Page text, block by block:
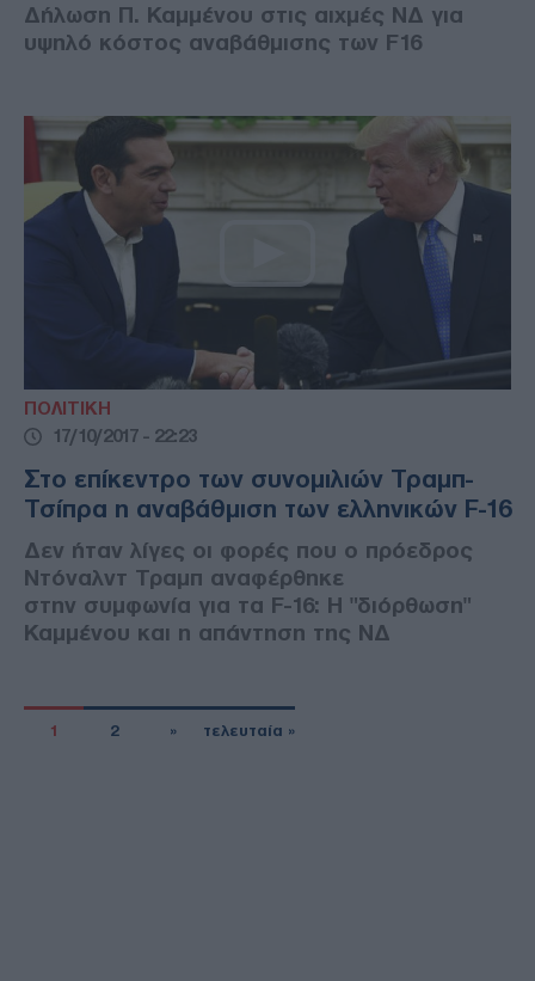
Δήλωση Π. Καμμένου στις αιχμές ΝΔ για
υψηλό κόστος αναβάθμισης των F16
ΠΟΛΙΤΙΚΗ
17/10/2017 - 22:23
Στο επίκεντρο των συνομιλιών Τραμπ-
Τσίπρα η αναβάθμιση των ελληνικών F-16
Δεν ήταν λίγες οι φορές που ο πρόεδρος
Ντόναλντ Τραμπ αναφέρθηκε
στην συμφωνία για τα F-16: Η "διόρθωση"
Καμμένου και η απάντηση της ΝΔ
1 2 » τελευταία »